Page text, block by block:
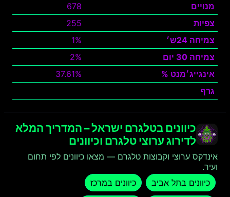
מנויים
678
צפיות
255
צמיחה 24ש׳
1%
צמיחה 30 יום
2%
אינגייג׳מנט %
37.61%
גרף
כיוונים בטלגרם ישראל – המדריך המלא
לדירוג ערוצי טלגרם וכיוונים
אינדקס ערוצי וקבוצות טלגרם — מצאו כיוונים לפי תחום
ועיר.
כיוונים בתל אביב
כיוונים במרכז